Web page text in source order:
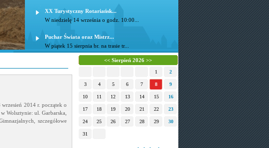
XX Turystyczny Rotariańsk...
W niedzielę 14 września o godz. 10:00...
Puchar Świata oraz Mistrz...
W piątek 15 sierpnia br. na trasie tr...
2014 r. początek o
Wolsztynie: ul. Garbarska,
szczegółowe
<< Sierpień 2026 >>
1 2
3 4 5 6 7 8 9
10 11 12 13 14 15 16
17 18 19 20 21 22 23
24 25 26 27 28 29 30
31